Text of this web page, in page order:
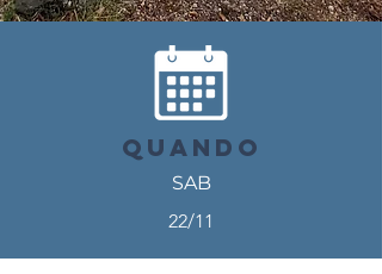
QUANDO
SAB
22/11